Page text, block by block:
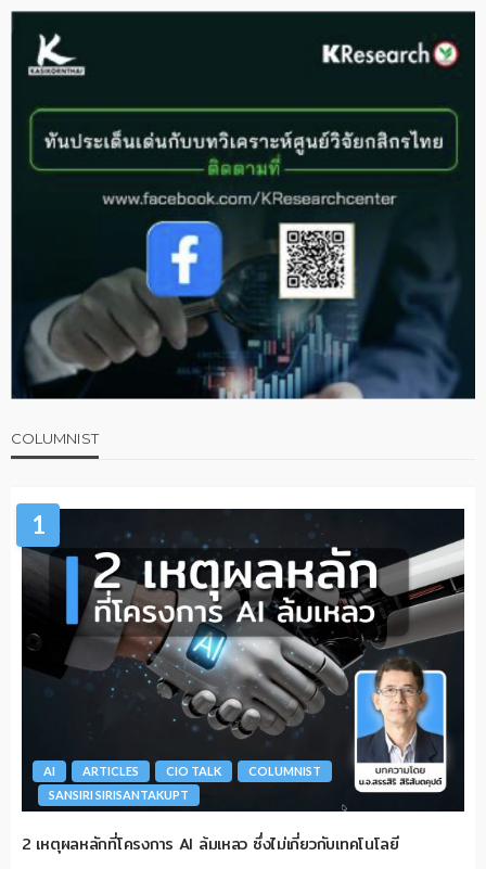
COLUMNIST
1
AI ARTICLES CIO TALK
COLUMNIST
SANSIRI SIRISANTAKUPT
2 เหตุผลหลักที่โครงการ AI ล้มเหลว ซึ่งไม่เกี่ยวกับเทคโนโลยี